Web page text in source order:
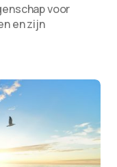
voor
en zijn